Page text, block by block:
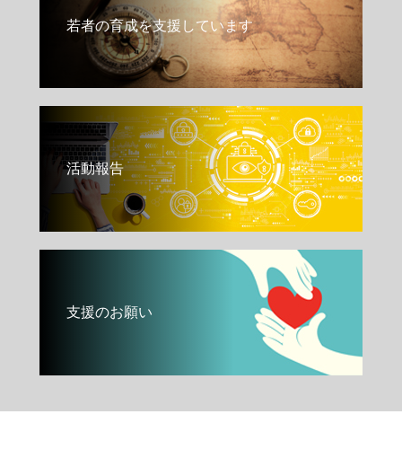
若者の育成を支援しています
活動報告
支援のお願い